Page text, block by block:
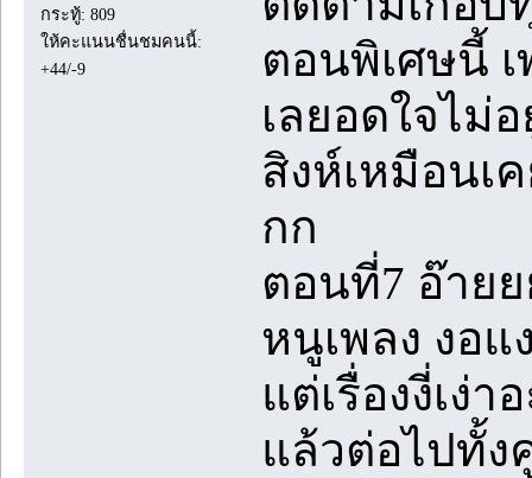
กระทู้: 809
ให้คะแนนชื่นชมคนนี้:
+44/-9
ตอนพิเศษนี้
เลยอดใจไม่
สิงห์เหมือนเ
กก
ตอนที่7 อ๊าย
หนูเพลง งอ
แต่เรื่องงี่เง่
แล้วต่อไปทั้ง